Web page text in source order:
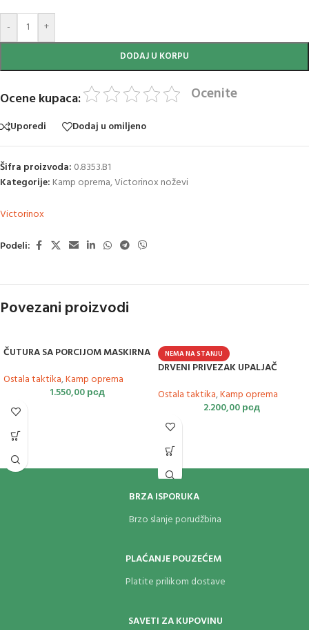
- +
DODAJ U KORPU
Ocene kupaca: Ocenite
Uporedi Dodaj u omiljeno
Šifra proizvoda: 0.8353.B1
Kategorije: Kamp oprema,Victorinox noževi
Victorinox
Podeli:
Povezani proizvodi
ČUTURA SA PORCIJOM MASKIRNA
Ostala taktika,Kamp oprema
1.550,00рсд
NEMA NA STANJU
DRVENI PRIVEZAK UPALJAČ
Ostala taktika,Kamp oprema
2.200,00рсд
BRZA ISPORUKA
Brzo slanje porudžbina
PLAĆANJE POUZEĆEM
Platite prilikom dostave
SAVETI ZA KUPOVINU